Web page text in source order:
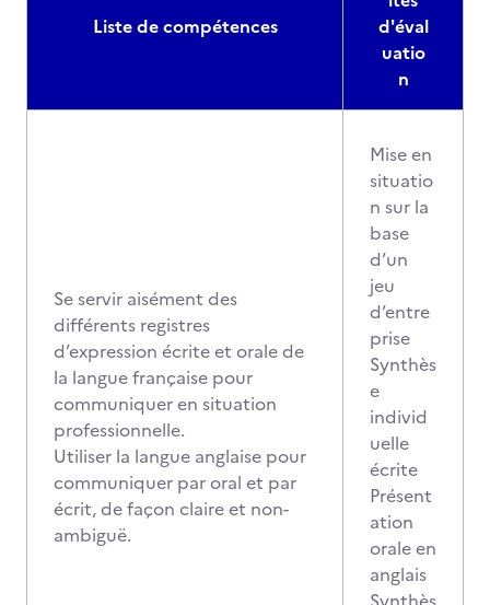
Liste de compétences
d'éval
uatio
n
Se servir aisément des
différents registres
d’expression écrite et orale de
la langue française pour
communiquer en situation
professionnelle.
Utiliser la langue anglaise pour
communiquer par oral et par
écrit, de façon claire et non-
ambiguë.
Mise en
situatio
n sur la
base
d’un
jeu
d’entre
prise
Synthès
e
individ
uelle
écrite
Présent
ation
orale en
anglais